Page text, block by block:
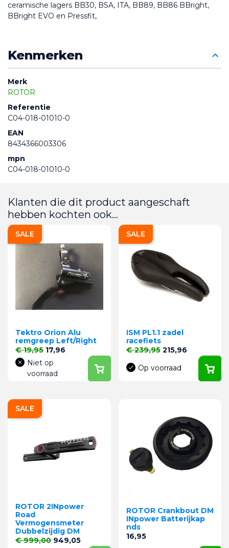
ceramische lagers BB30, BSA, ITA, BB89, BB86 BBright,
BBright EVO en Pressfit,
Kenmerken
Merk
ROTOR
Referentie
C04-018-01010-0
EAN
8434366003306
mpn
C04-018-01010-0
Klanten die dit product aangeschaft
hebben kochten ook...
Tektro Orion Alu
remgreep Left/Right
Normale prijs
€ 19,95 Prijs
17,96
Niet op
voorraad
SALE
ISM PL1.1 zadel
racefiets
Normale prijs
€ 239,95 Prijs
215,96
Op voorraad
SALE
ROTOR 2INpower
Road
Vermogensmeter
Dubbelzijdig DM
Normale prijs
€ 999,00 Prijs
949,05
SALE
ROTOR Crankbout DM
INpower Batterijkap
nds
Prijs
16,95